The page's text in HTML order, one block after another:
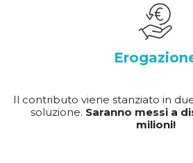
Il contributo viene stanziato in
soluzione. Saranno messi a
milioni!